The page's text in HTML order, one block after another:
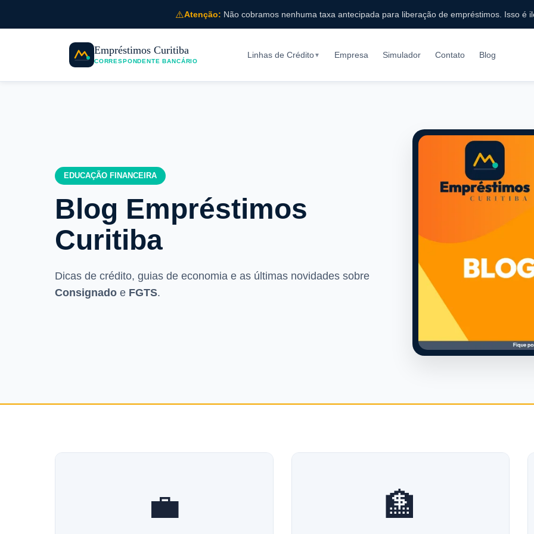
⚠️Atenção: Não cobramos nenhuma taxa antecipada para liberação de empréstimos. Isso é
Empréstimos Curitiba
CORRESPONDENTE BANCÁRIO
Linhas de Crédito▼ Empresa Simulador Contato Blog
EDUCAÇÃO FINANCEIRA
Blog Empréstimos
Curitiba
Dicas de crédito, guias de economia e as últimas novidades sobre
Consignado e FGTS.
💼 🏦